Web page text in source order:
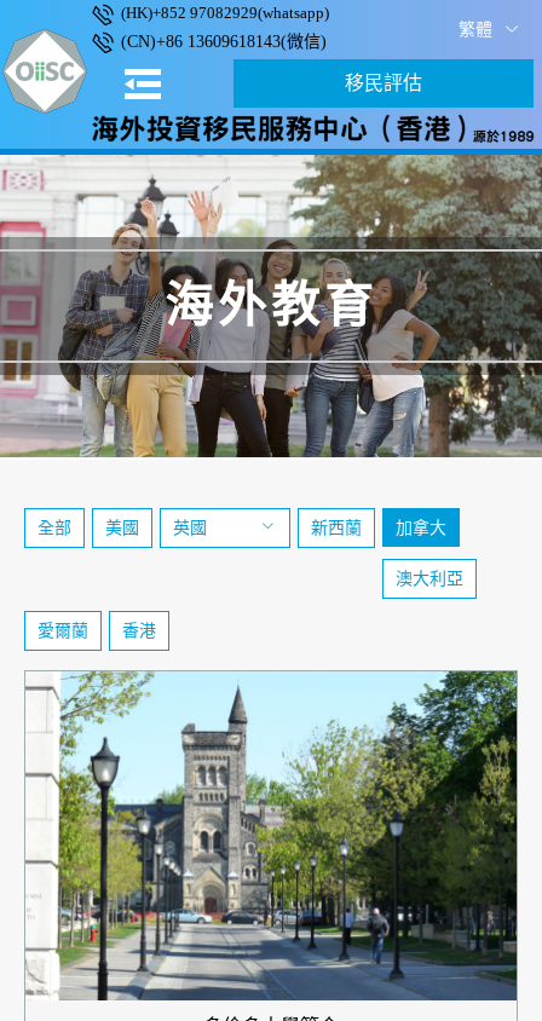
(HK)+852 97082929(whatsapp)
(CN)+86 13609618143(微信)
繁體
移民評估
海外教育
全部 美國 英國 新西蘭 加拿大
澳大利亞
愛爾蘭 香港